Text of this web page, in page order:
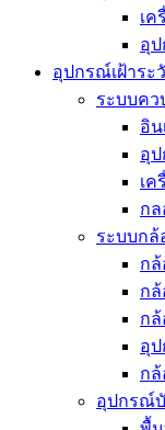
เค
อุ
อุปกรณ์เฝ้าระ
ระบบค
อิน
อุ
เค
ก
ระบบกล้
กล้
กล้
ก
อุป
กล้
อุปกรณ์